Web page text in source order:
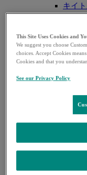
キイ
キイ
キャ
キュ
サ・タ・ナ
シベク
シル
スー
ニュ
ハ・マ・ラ
バク
バク
This Site Uses Cookies and
We suggest you choose
choices. Accept Cookies
Cookies and that you
See our Privacy Policy